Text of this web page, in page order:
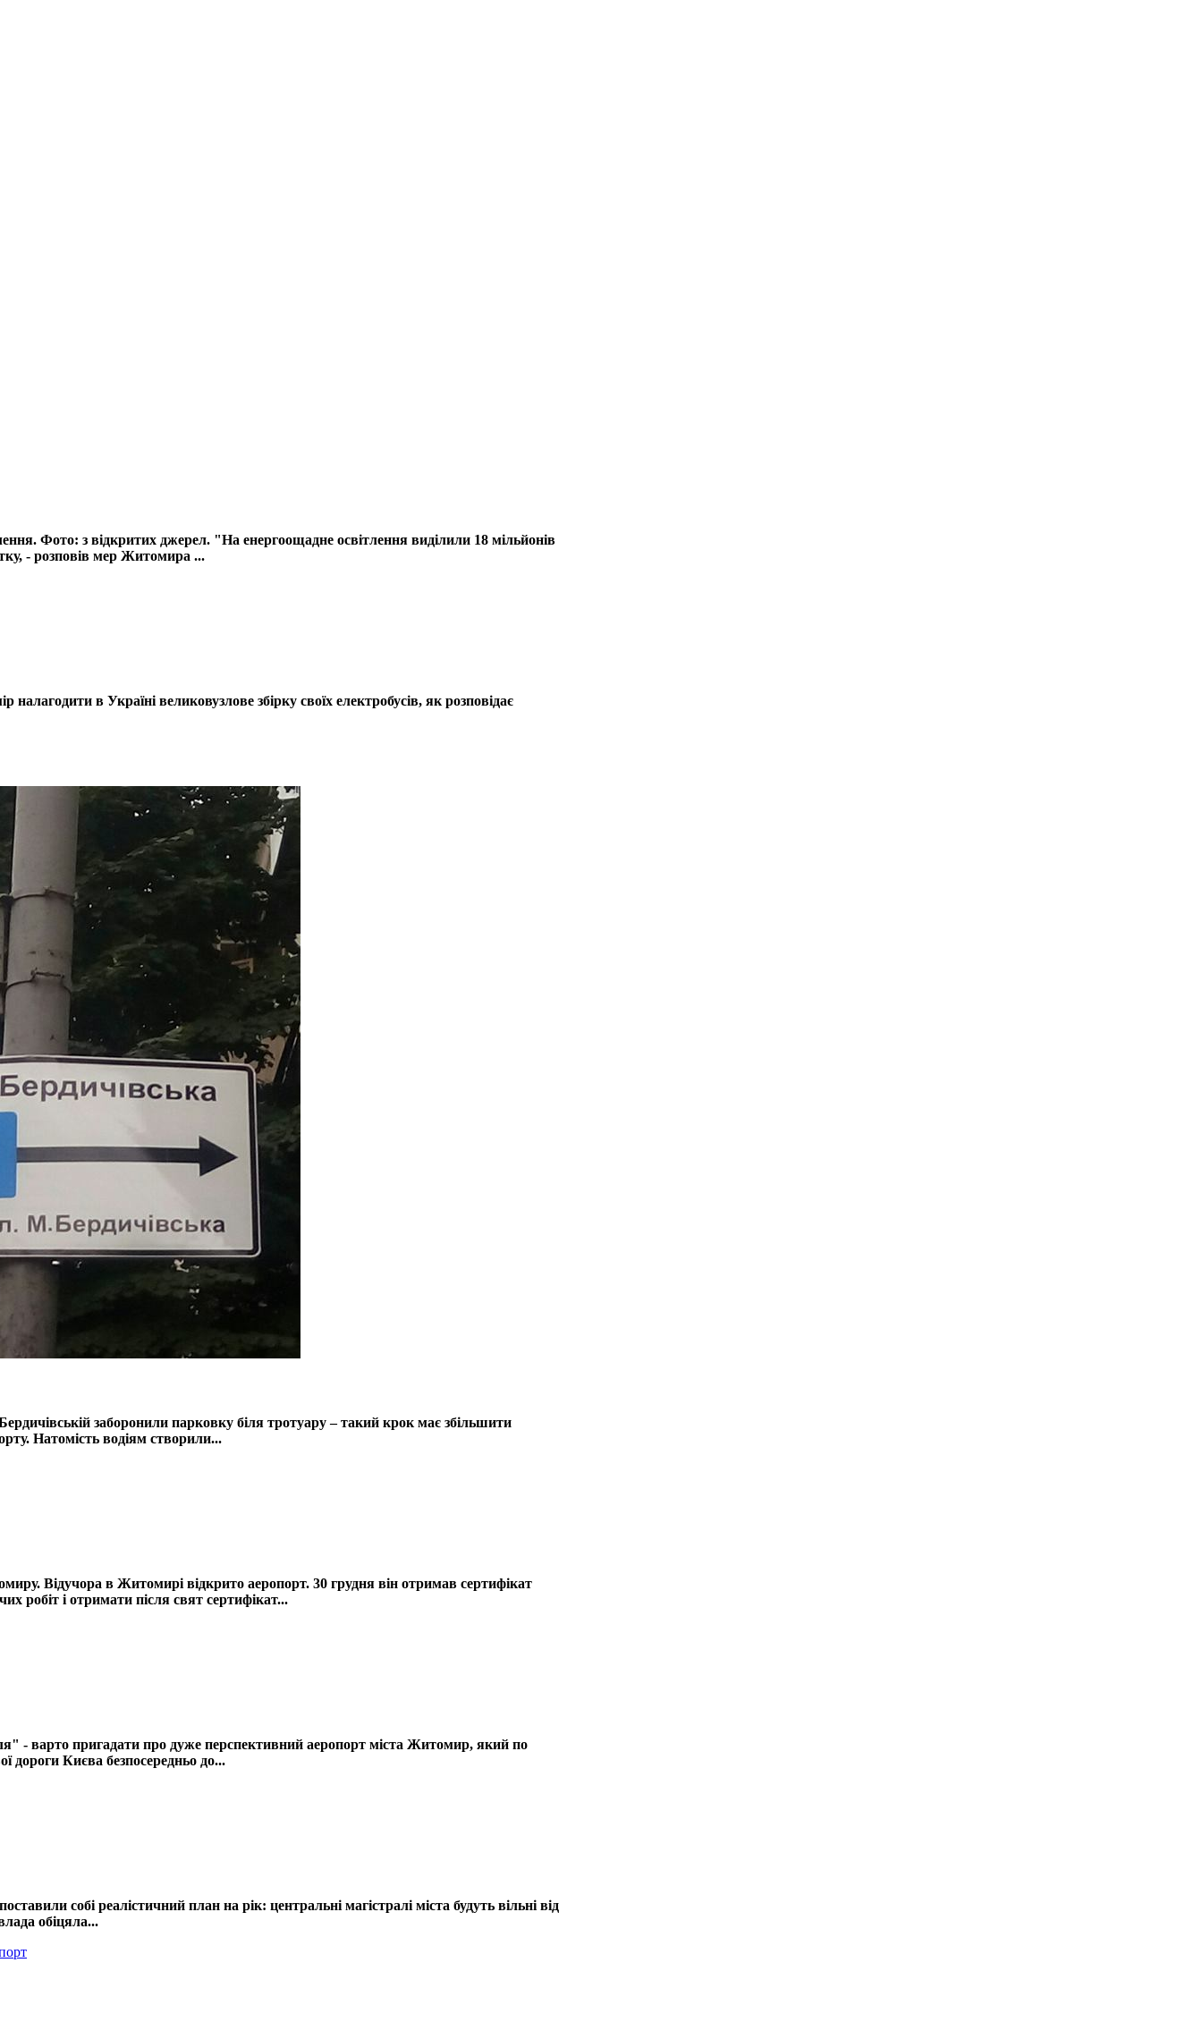
Фото: з відкритих джерел. "На енергоощадне освітлення виділили 18 мільйонів
- розповів мер Житомира ...
в Україні великовузлове збірку своїх електробусів, як розповідає
заборонили парковку біля тротуару – такий крок має збільшити
Натомість водіям створили...
Відучора в Житомирі відкрито аеропорт. 30 грудня він отримав сертифікат
робіт і отримати після свят сертифікат...
- варто пригадати про дуже перспективний аеропорт міста Житомир, який по
дороги Києва безпосередньо до...
собі реалістичний план на рік: центральні магістралі міста будуть вільні від
обіцяла...